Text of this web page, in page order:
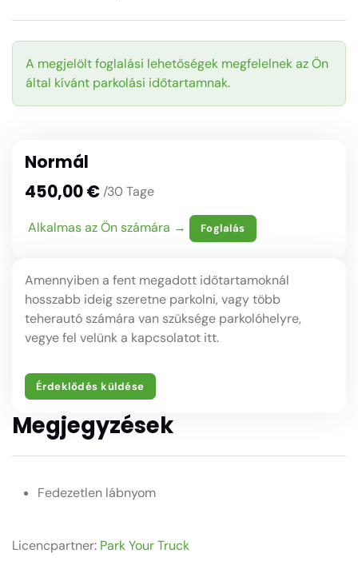
A megjelölt foglalási lehetőségek megfelelnek az Ön
által kívánt parkolási időtartamnak.
Normál
450,00 €/30 Tage
Alkalmas az Ön számára → Foglalás
Amennyiben a fent megadott időtartamoknál
hosszabb ideig szeretne parkolni, vagy több
teherautó számára van szüksége parkolóhelyre,
vegye fel velünk a kapcsolatot itt.
Érdeklődés küldése
Megjegyzések
Fedezetlen lábnyom
Licencpartner: Park Your Truck